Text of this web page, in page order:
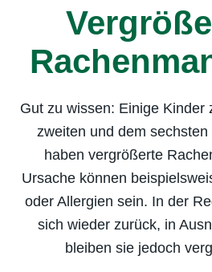
Rachenmandelentzündung
abzumildern.
viel Ruhe: Damit sich
angesagt.
warme Getränke: Tees
Milch mit Honig sind
einen gereizten Hals.
Getränke möglichst
diese zwar angenehm
die Durchblutung der
Gut zu wissen: Einige Kinder
zweiten und dem sechsten
haben vergrößerte
Ursache können
oder Allergien sein. In der
sich wieder zurück, in
bleiben sie jedoch